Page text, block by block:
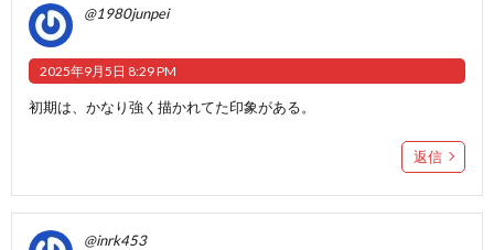
@1980junpei
2025年9月5日 8:29 PM
初期は、かなり強く描かれてた印象がある。
返信
@inrk453